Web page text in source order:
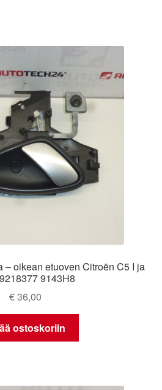
– oikean etuoven Citroën C5 I ja
9143H8
€36,00
ostoskoriin